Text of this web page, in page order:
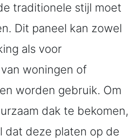
traditionele stijl moet
Dit paneel kan zowel
als voor
woningen of
worden gebruik. Om
dak te bekomen,
dat deze platen op de